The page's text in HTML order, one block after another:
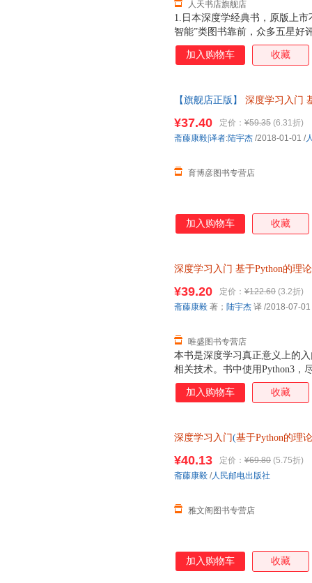
1.日本深度学经典书，原版上市
智能”类图书靠前，众多五星好
具，从零创建一个深度学。 3.
境很好简单。读者可以一边读
书”，本书更合适入门。 对于
已经熟练使用框架开发各类深
——摘自本书译者序
人天书店旗舰店
加入购物车 收藏
【旗舰店正版】 深度学习入门
¥37.40 定价： ¥59.35 (6.31折)
育博彦图书专营店
斋藤康毅|译者:陆宇杰 /2018-01-01 /
加入购物车 收藏
深度学习入门 基于Python的理
换】
本书是深度学习真正意义上的
相关技术。书中使用Python3，
出发，带领读者从零创建一个
理解深度学习。书中不仅介绍
为什么加深层可以提高识别精
¥39.20 定价： ¥122.60 (3.2折)
唯盛图书专营店
斋藤康毅 著； 陆宇杰 译 /2018-07-01
加入购物车 收藏
深度学习入门(基于Python的理
¥40.13 定价： ¥69.80 (5.75折)
雅文阁图书专营店
斋藤康毅 /人民邮电出版社
加入购物车 收藏